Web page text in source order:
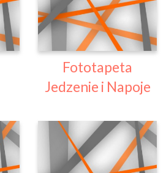
Fototapeta
Jedzenie i Napoje